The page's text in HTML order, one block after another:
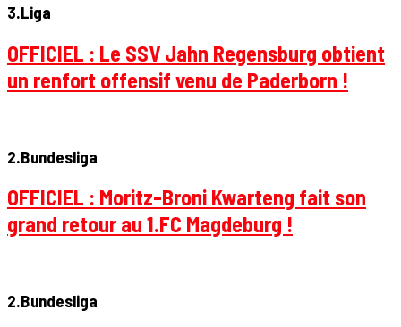
3.Liga
OFFICIEL : Le SSV Jahn Regensburg obtient
un renfort offensif venu de Paderborn !
2.Bundesliga
OFFICIEL : Moritz-Broni Kwarteng fait son
grand retour au 1.FC Magdeburg !
2.Bundesliga